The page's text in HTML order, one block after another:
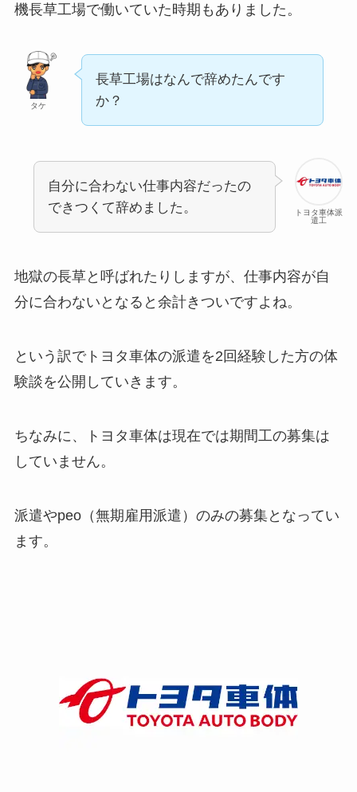
機長草工場で働いていた時期もありました。
タケ
長草工場はなんで辞めたんです
か？
トヨタ車体派
遣工
自分に合わない仕事内容だったの
できつくて辞めました。
地獄の長草と呼ばれたりしますが、仕事内容が自
分に合わないとなると余計きついですよね。
という訳でトヨタ車体の派遣を2回経験した方の体
験談を公開していきます。
ちなみに、トヨタ車体は現在では期間工の募集は
していません。
派遣やpeo（無期雇用派遣）のみの募集となってい
ます。